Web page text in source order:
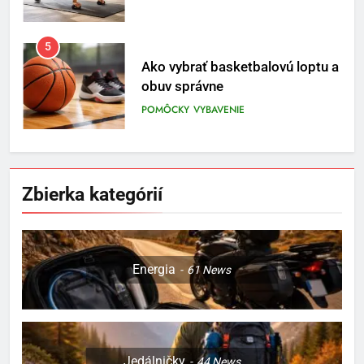
6
Ako kombinovať rôzne
tréningové pomôcky
POMÔCKY VYBAVENIE
7
Pomôcky na cvičenie brucha
8
Najlepšie doplnky pre
motocyklistov na dlhé trasy
ENERGIA VYBAVENIE
Zbierka kategórií
Energia 61News